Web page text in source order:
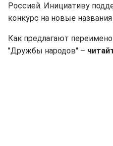
Россией. Инициативу
конкурс на новые
Как предлагают
"Дружбы народов" –